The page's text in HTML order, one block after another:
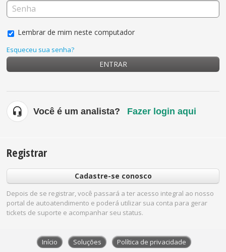
Lembrar de mim neste computador
Esqueceu sua senha?
ENTRAR
Você é um analista? Fazer login aqui
Registrar
Cadastre-se conosco
Depois de se registrar, você passará a ter acesso integral ao nosso
portal de autoatendimento e poderá utilizar sua conta para gerar
tickets de suporte e acompanhar seu status.
Início Soluções Política de privacidade